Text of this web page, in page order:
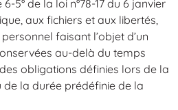
5° de la loi n°78-17 du 6 janvier
aux fichiers et aux libertés,
faisant l’objet d’un
au-delà du temps
obligations définies lors de la
la durée prédéfinie de la